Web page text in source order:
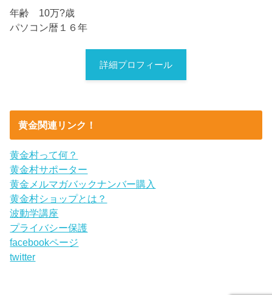
年齢 10万?歳
パソコン暦１６年
詳細プロフィール
黄金関連リンク！
黄金村って何？
黄金村サポーター
黄金メルマガバックナンバー購入
黄金村ショップとは？
波動学講座
プライバシー保護
facebookページ
twitter